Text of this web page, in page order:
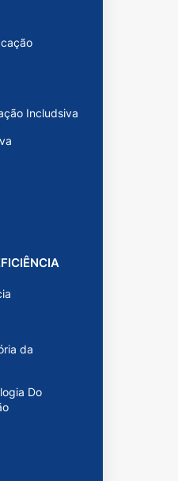
Includsiva
da
Do